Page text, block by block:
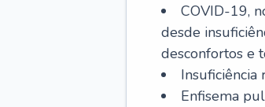
COVID-19,
desde
desconfortos e
Insuficiência
Enfisema